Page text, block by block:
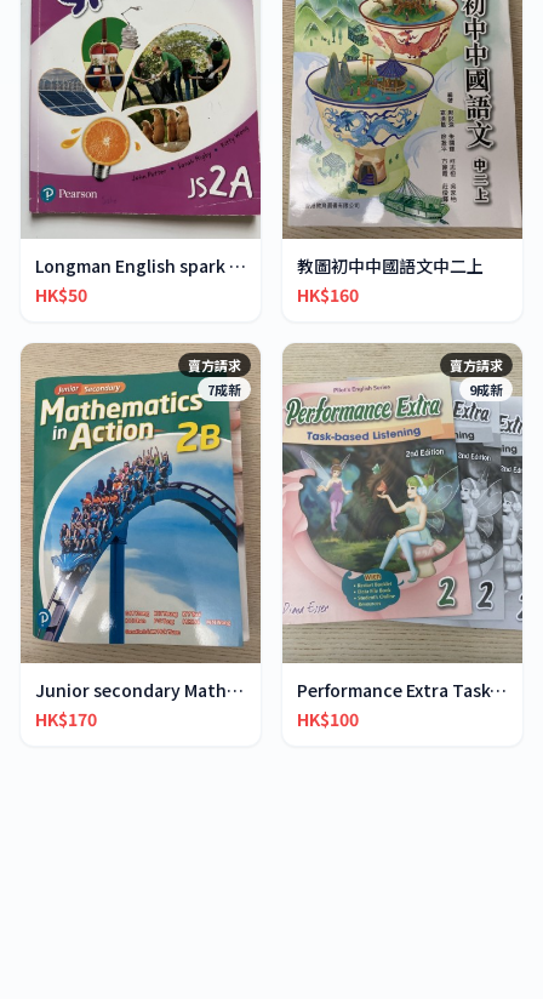
Longman English spark JS2A
HK$50
教圖初中中國語文中二上
HK$160
賣方請求
7成新
Junior secondary Mathematics in Action 2B
HK$170
賣方請求
9成新
Performance Extra Task-based Listening 2
HK$100